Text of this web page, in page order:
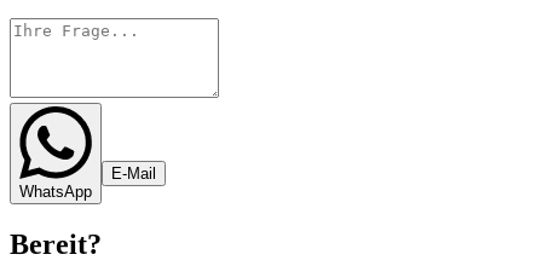
WhatsApp
E-Mail
Bereit?